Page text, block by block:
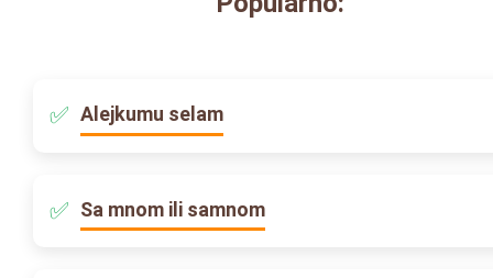
Alejkumu selam
Sa mnom ili samnom